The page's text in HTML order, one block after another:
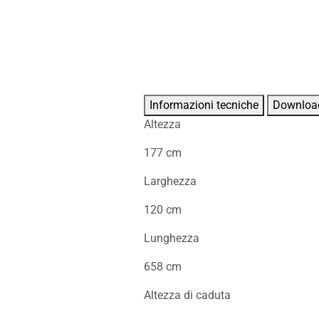
Informazioni tecniche
Altezza
177 cm
Larghezza
120 cm
Lunghezza
658 cm
Altezza di caduta